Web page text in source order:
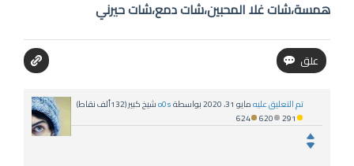
همسة،شات غلا المحبين،شات دمع،شات حيرني
تم التعليق عليهمايو 31، 2020 بواسطةo0sشيخ كبير(132ألف
نقاط)
291
620
624